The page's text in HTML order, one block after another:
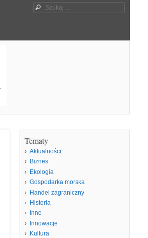
Szukaj
Tematy
Aktualności
Biznes
Ekologia
Gospodarka morska
Handel zagraniczny
Historia
Inne
Innowacje
Kultura